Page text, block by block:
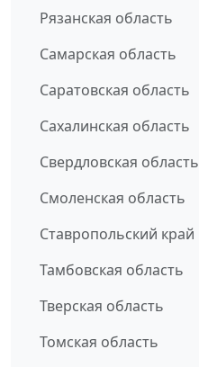
Рязанская область
Самарская область
Саратовская область
Сахалинская область
Свердловская область
Смоленская область
Ставропольский край
Тамбовская область
Тверская область
Томская область